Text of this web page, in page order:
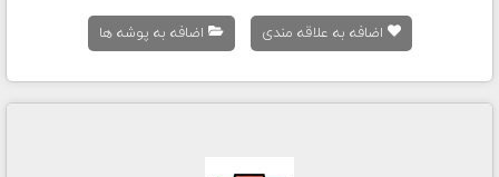
اضافه به علاقه مندی اضافه به پوشه ها